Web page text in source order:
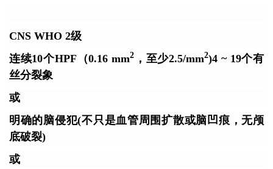
CNS WHO 2级
连续10个HPF（0.16 mm2 ，至少2.5/mm2)4 ~ 19个有
丝分裂象
或
明确的脑侵犯(不只是血管周围扩散或脑凹痕，无颅
底破裂)
或